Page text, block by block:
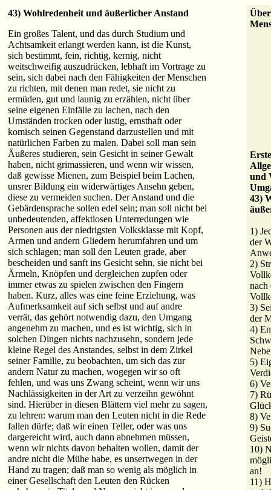
43) Wohlredenheit und äußerlicher Anstand
Ein großes Talent, und das durch Studium und
Achtsamkeit erlangt werden kann, ist die Kunst,
sich bestimmt, fein, richtig, kernig, nicht
weitschweifig auszudrücken, lebhaft im Vortrage zu
sein, sich dabei nach den Fähigkeiten der Menschen
zu richten, mit denen man redet, sie nicht zu
ermüden, gut und launig zu erzählen, nicht über
seine eigenen Einfälle zu lachen, nach den
Umständen trocken oder lustig, ernsthaft oder
komisch seinen Gegenstand darzustellen und mit
natürlichen Farben zu malen. Dabei soll man sein
Äußeres studieren, sein Gesicht in seiner Gewalt
haben, nicht grimassieren, und wenn wir wissen,
daß gewisse Mienen, zum Beispiel beim Lachen,
unsrer Bildung ein widerwärtiges Ansehn geben,
diese zu vermeiden suchen. Der Anstand und die
Gebärdensprache sollen edel sein; man soll nicht bei
unbedeutenden, affektlosen Unterredungen wie
Personen aus der niedrigsten Volksklasse mit Kopf,
Armen und andern Gliedern herumfahren und um
sich schlagen; man soll den Leuten grade, aber
bescheiden und sanft ins Gesicht sehn, sie nicht bei
Ärmeln, Knöpfen und dergleichen zupfen oder
immer etwas zu spielen zwischen den Fingern
haben. Kurz, alles was eine feine Erziehung, was
Aufmerksamkeit auf sich selbst und auf andre
verrät, das gehört notwendig dazu, den Umgang
angenehm zu machen, und es ist wichtig, sich in
solchen Dingen nichts nachzusehn, sondern jede
kleine Regel des Anstandes, selbst in dem Zirkel
seiner Familie, zu beobachten, um sich das zur
andern Natur zu machen, wogegen wir so oft
fehlen, und was uns Zwang scheint, wenn wir uns
Nachlässigkeiten in der Art zu verzeihn gewöhnt
sind. Hierüber in diesen Blättern viel mehr zu sagen,
zu lehren: warum man den Leuten nicht in die Rede
fallen dürfe; daß wir einen Teller, oder was uns
dargereicht wird, auch dann abnehmen müssen,
wenn wir nichts davon behalten wollen, damit der
andre nicht die Mühe habe, es unsertwegen in der
Hand zu tragen; daß man so wenig als möglich in
einer Gesellschaft den Leuten den Rücken
und
43)
1)
der
2)
nach
3)
der
4)
5)
6)
7)
8)
9)
10)
an!
11)